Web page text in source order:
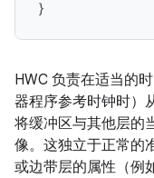
HWC 负责在适当的
器程序参考时钟时）
将缓冲区与其他层的
像。这独立于正常的
或边带层的属性（例